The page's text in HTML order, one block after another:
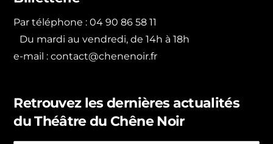
Par téléphone : 04 90 86 58 11
Du mardi au vendredi, de 14h à 18h
e-mail :contact@chenenoir.fr
Retrouvez les dernières actualités
du Théâtre du Chêne Noir